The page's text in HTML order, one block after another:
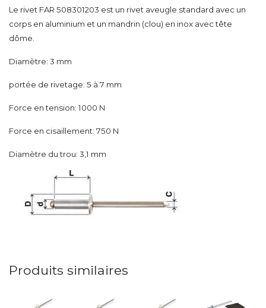
Le rivet FAR 508301203 est un rivet aveugle standard avec un
corps en aluminium et un mandrin (clou) en inox avec tête
dôme.
Diamètre: 3 mm
portée de rivetage: 5 à 7 mm
Force en tension: 1000 N
Force en cisaillement: 750 N
Diamètre du trou: 3,1 mm
Produits similaires